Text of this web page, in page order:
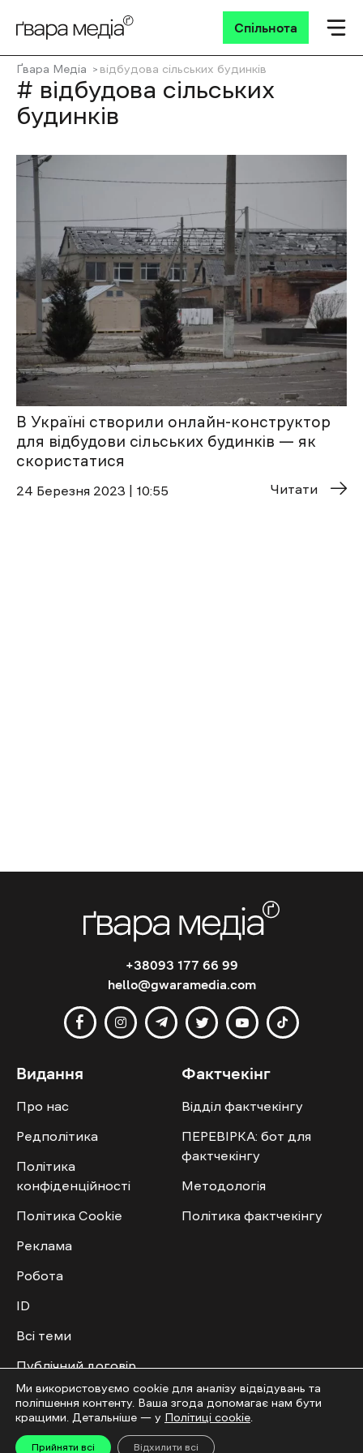
Спільнота
Ґвара Медіа відбудова сільських будинків
# відбудова сільських
будинків
В Україні створили онлайн-конструктор
для відбудови сільських будинків — як
скористатися
24 Березня 2023 | 10:55 Читати
+38093 177 66 99
hello@gwaramedia.com
Видання
Про нас
Редполітика
Політика
конфіденційності
Політика Cookie
Реклама
Робота
ID
Всі теми
Публічний договір
Фактчекінг
Відділ фактчекінгу
ПЕРЕВІРКА: бот для
фактчекінгу
Методологія
Політика фактчекінгу
Мультимедіа
Відео
Спільнота
Приєднатись
Ми використовуємо cookie для аналізу відвідувань та
поліпшення контенту. Ваша згода допомагає нам бути
кращими. Детальніше — у Політиці cookie
Прийняти всі Відхилити всі